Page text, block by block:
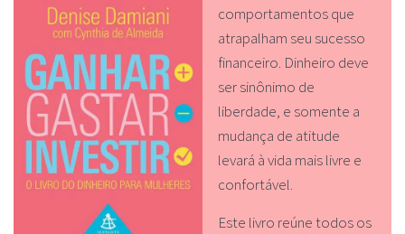
comportamentos que
atrapalham seu sucesso
financeiro. Dinheiro deve
ser sinônimo de
liberdade, e somente a
mudança de atitude
levará à vida mais livre e
confortável.
Este livro reúne todos os